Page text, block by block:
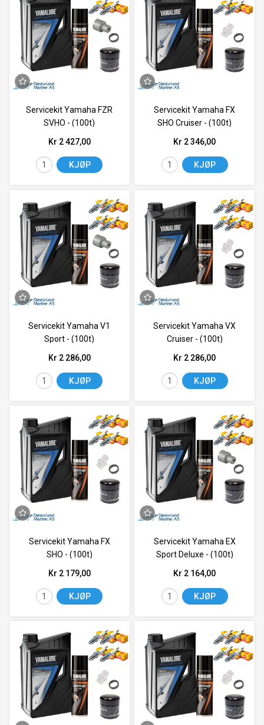
Servicekit Yamaha FZR
SVHO - (100t)
Kr 2 427,00
KJØP
Servicekit Yamaha FX
SHO Cruiser - (100t)
Kr 2 346,00
KJØP
Servicekit Yamaha V1
Sport - (100t)
Kr 2 286,00
KJØP
Servicekit Yamaha VX
Cruiser - (100t)
Kr 2 286,00
KJØP
Servicekit Yamaha FX
SHO - (100t)
Kr 2 179,00
KJØP
Servicekit Yamaha EX
Sport Deluxe - (100t)
Kr 2 164,00
KJØP